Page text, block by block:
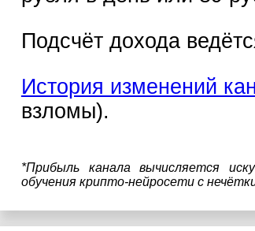
Подсчёт дохода
История изменений
взломы).
*Прибыль канала вычисляется
обучения крипто-нейросети с